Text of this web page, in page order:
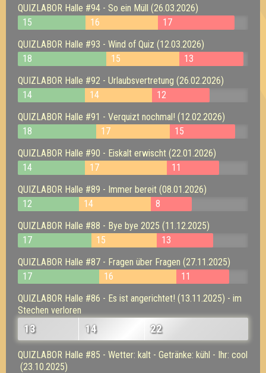
QUIZLABOR Halle #94 - So ein Müll (26.03.2026)
15
16
17
QUIZLABOR Halle #93 - Wind of Quiz (12.03.2026)
18
15
13
QUIZLABOR Halle #92 - Urlaubsvertretung (26.02.2026)
14
14
12
QUIZLABOR Halle #91 - Verquizt nochmal! (12.02.2026)
18
17
15
QUIZLABOR Halle #90 - Eiskalt erwischt (22.01.2026)
14
17
11
QUIZLABOR Halle #89 - Immer bereit (08.01.2026)
12
14
8
QUIZLABOR Halle #88 - Bye bye 2025 (11.12.2025)
17
15
13
QUIZLABOR Halle #87 - Fragen über Fragen (27.11.2025)
17
16
11
QUIZLABOR Halle #86 - Es ist angerichtet! (13.11.2025) - im
Stechen verloren
13 14 22
QUIZLABOR Halle #85 - Wetter: kalt - Getränke: kühl - Ihr: cool
(23.10.2025)